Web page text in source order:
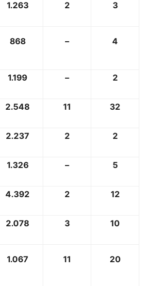
1.263 2 3
868 – 4
1.199 – 2
2.548 11 32
2.237 2 2
1.326 – 5
4.392 2 12
2.078 3 10
1.067 11 20